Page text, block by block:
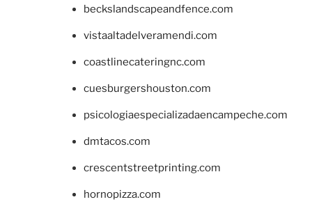
beckslandscapeandfence.com
vistaaltadelveramendi.com
coastlinecateringnc.com
cuesburgershouston.com
psicologiaespecializadaencampeche.com
dmtacos.com
crescentstreetprinting.com
hornopizza.com